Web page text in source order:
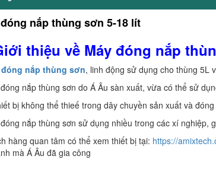
nắp thùng sơn 5-18 lít
thiệu về Máy đóng nắp
đóng nắp thùng sơn, linh động sử dụng cho thùng 5L
nắp thùng sơn do Á Âu sàn xuất, vừa có thể sử
bị không thể thieế trong dây chuyền sản xuất và
nắp thùng sơn sử dụng nhiều trong các xí nghiệp,
hàng quan tâm có thể xem thiết bị tại: https://
mà Á Âu đã gia công